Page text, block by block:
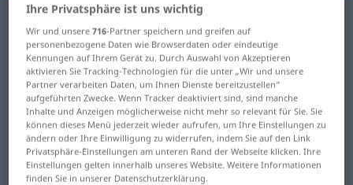
Deutsch-Niederländisch Wörterbuch
Kundendienst
Deutsch-Niederländisch
Übersetzung für "Kundendienst"
"Kundendienst" Niederländisch
Übersetzung
Ihre Privatsphäre ist uns wichtig
Wir und unsere716-Partner speichern und greifen auf
personenbezogene Daten wie Browserdaten oder eindeutige
Kennungen auf Ihrem Gerät zu. Durch Auswahl von Akzeptieren
aktivieren Sie Tracking-Technologien für die unter „Wir und unsere
Partner verarbeiten Daten, um Ihnen Dienste bereitzustellen“
aufgeführten Zwecke. Wenn Tracker deaktiviert sind, sind manche
Inhalte und Anzeigen möglicherweise nicht mehr so relevant für Sie. Sie
können dieses Menü jederzeit wieder aufrufen, um Ihre Einstellungen zu
ändern oder Ihre Einwilligung zu widerrufen, indem Sie auf den Link
Privatsphäre-Einstellungen am unteren Rand der Webseite klicken. Ihre
Einstellungen gelten innerhalb unseres Website. Weitere Informationen
finden Sie in unserer Datenschutzerklärung.